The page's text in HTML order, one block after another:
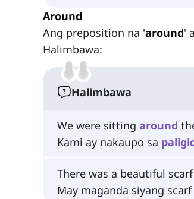
Around
Ang preposition na 'around'
Halimbawa:
Halimbawa
We were sitting around
Kami ay nakaupo sa
There was a beautiful scarf
May maganda siyang scarf